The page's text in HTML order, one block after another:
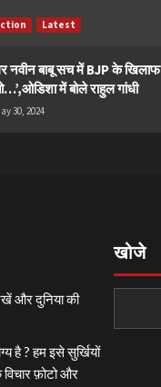
Latest
नवीन बाबू सच में BJP के खिलाफ
में बोले राहुल गांधी
30, 2024
और दुनिया की
है ? हम इसे सुर्खियों
फ़ोटो और
खोजे